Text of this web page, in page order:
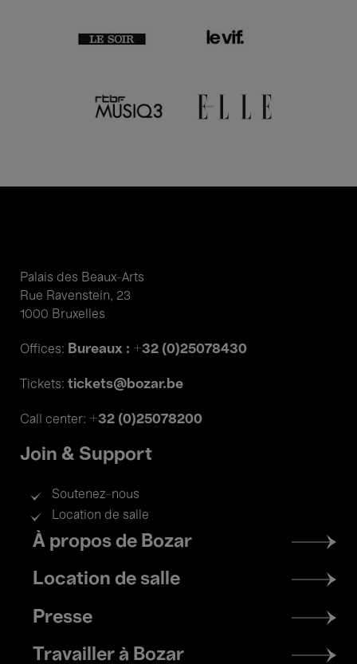
Palais des Beaux-Arts
Rue Ravenstein, 23
1000 Bruxelles
Offices: Bureaux : +32 (0)25078430
Tickets: tickets@bozar.be
Call center: +32 (0)25078200
Join & Support
Soutenez-nous
Location de salle
Footer
menu
À propos de Bozar
Location de salle
Presse
Travailler à Bozar